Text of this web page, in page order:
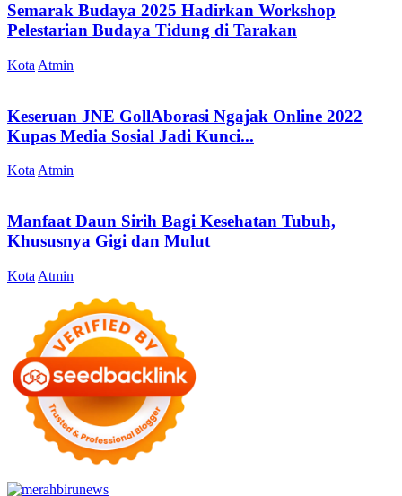
Semarak Budaya 2025 Hadirkan Workshop
Pelestarian Budaya Tidung di Tarakan
Kota Atmin
Keseruan JNE GollAborasi Ngajak Online 2022
Kupas Media Sosial Jadi Kunci...
KotaAtmin
Manfaat Daun Sirih Bagi Kesehatan Tubuh,
Khususnya Gigi dan Mulut
Kota Atmin